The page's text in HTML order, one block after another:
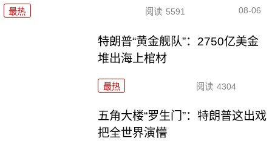
最热 阅读 5591 08-06
特朗普“黄金舰队”：2750亿美金
堆出海上棺材
最热 阅读 4304
五角大楼“罗生门”：特朗普这出戏
把全世界演懵